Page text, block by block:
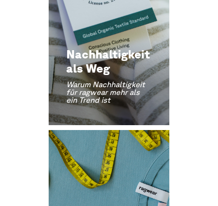
Nachhaltigkeit
als Weg
Warum Nachhaltigkeit
für ragwear mehr als
ein Trend ist